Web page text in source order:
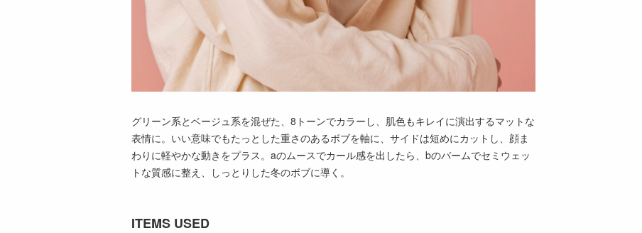
グリーン系とベージュ系を混ぜた、8トーンでカラーし、肌色もキレイに演出するマットな
表情に。いい意味でもたっとした重さのあるボブを軸に、サイドは短めにカットし、顔ま
わりに軽やかな動きをプラス。aのムースでカール感を出したら、bのバームでセミウェッ
トな質感に整え、しっとりした冬のボブに導く。
ITEMS USED